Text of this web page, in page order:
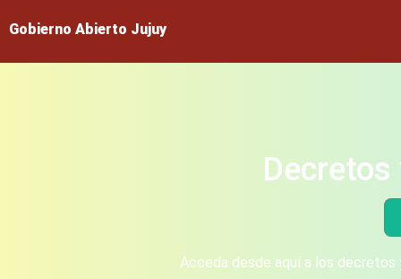
Gobierno Abierto Jujuy
Acceda desde aquí a los